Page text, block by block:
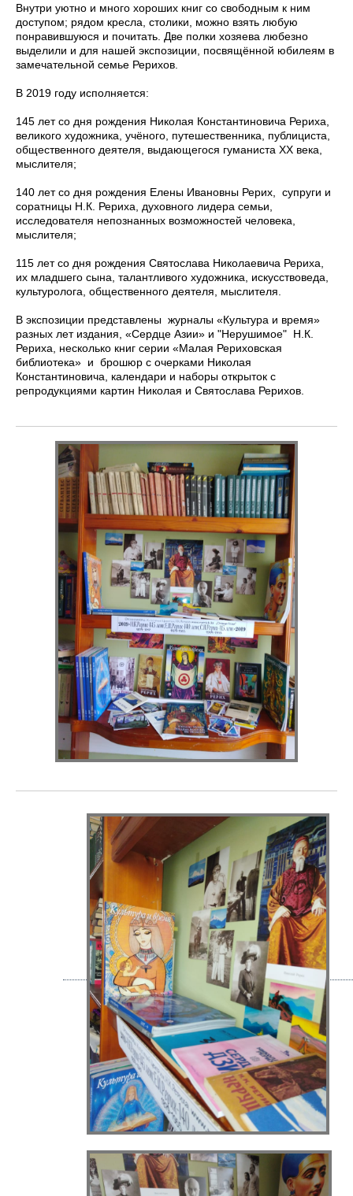
Внутри уютно и много хороших книг со свободным к ним
доступом; рядом кресла, столики, можно взять любую
понравившуюся и почитать. Две полки хозяева любезно
выделили и для нашей экспозиции, посвящённой юбилеям в
замечательной семье Рерихов.
В 2019 году исполняется:
145 лет со дня рождения Николая Константиновича Рериха,
великого художника, учёного, путешественника, публициста,
общественного деятеля, выдающегося гуманиста XX века,
мыслителя;
140 лет со дня рождения Елены Ивановны Рерих, супруги и
соратницы Н.К. Рериха, духовного лидера семьи,
исследователя непознанных возможностей человека,
мыслителя;
115 лет со дня рождения Святослава Николаевича Рериха,
их младшего сына, талантливого художника, искусствоведа,
культуролога, общественного деятеля, мыслителя.
В экспозиции представлены журналы «Культура и время»
разных лет издания, «Сердце Азии» и "Нерушимое" Н.К.
Рериха, несколько книг серии «Малая Рериховская
библиотека» и брошюр с очерками Николая
Константиновича, календари и наборы открыток с
репродукциями картин Николая и Святослава Рерихов.